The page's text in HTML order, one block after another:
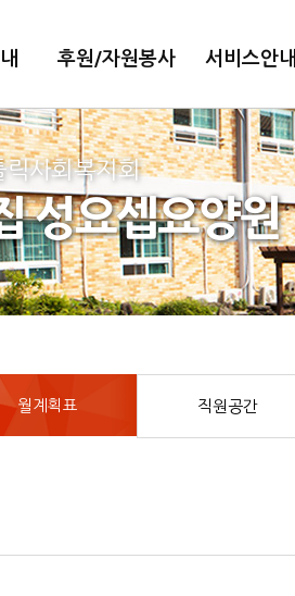
후원/자원봉사 서비스안내
릭사회복지회
성요셉요양원
월계획표 직원공간